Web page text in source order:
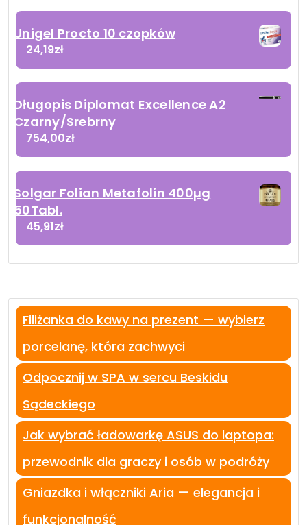
Unigel Procto 10 czopków
24,19zł
Długopis Diplomat Excellence A2
Czarny/Srebrny
754,00zł
Solgar Folian Metafolin 400µg
50Tabl.
45,91zł
Filiżanka do kawy na prezent — wybierz
porcelanę, która zachwyci
Odpocznij w SPA w sercu Beskidu
Sądeckiego
Jak wybrać ładowarkę ASUS do laptopa:
przewodnik dla graczy i osób w podróży
Gniazdka i włączniki Aria — elegancja i
funkcjonalność